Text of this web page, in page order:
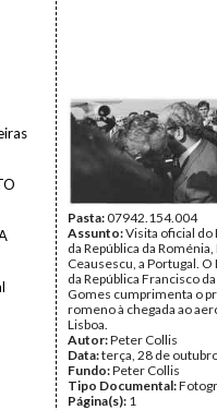
Pasta:07942.154.004
Assunto:Visita oficial
da República da
Ceausescu, a Portugal.
da República Francisco
Gomes cumprimenta o
romeno à chegada ao
Lisboa.
Autor:Peter Collis
Data:terça, 28 de
Fundo:Peter Collis
Tipo Documental:
Página(s): 1